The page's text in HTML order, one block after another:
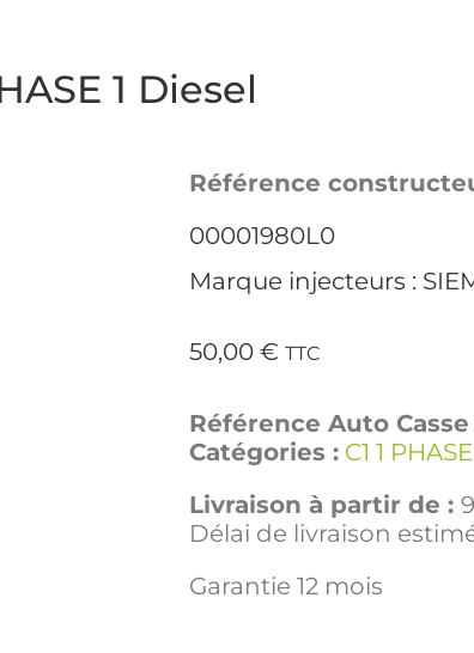
1 Diesel
Référence
00001980L0
Marque injecteurs :
50,00 € TTC
Référence Auto Casse
Catégories : C1 1 PHASE
Livraison à partir de :
Délai de livraison
Garantie 12 mois